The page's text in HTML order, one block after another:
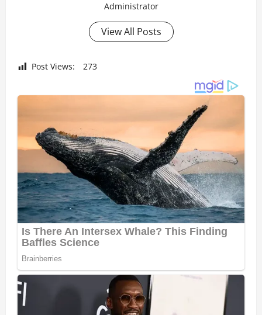
Administrator
View All Posts
Post Views: 273